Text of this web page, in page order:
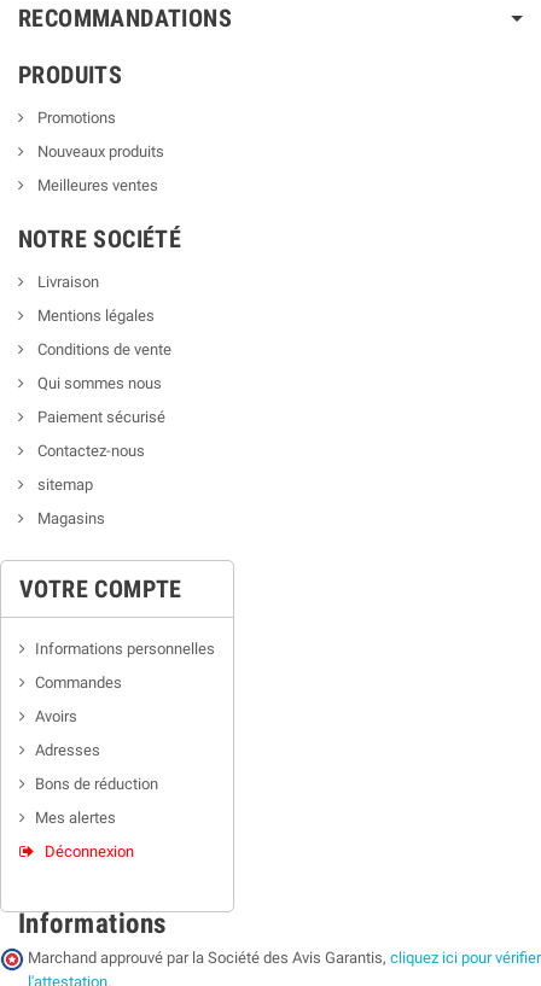
RECOMMANDATIONS
PRODUITS
Promotions
Nouveaux produits
Meilleures ventes
NOTRE SOCIÉTÉ
Livraison
Mentions légales
Conditions de vente
Qui sommes nous
Paiement sécurisé
Contactez-nous
sitemap
Magasins
VOTRE COMPTE
Informations personnelles
Commandes
Avoirs
Adresses
Bons de réduction
Mes alertes
Déconnexion
Informations
Marchand approuvé par la Société des Avis Garantis, cliquez ici pour vérifier
l'attestation.